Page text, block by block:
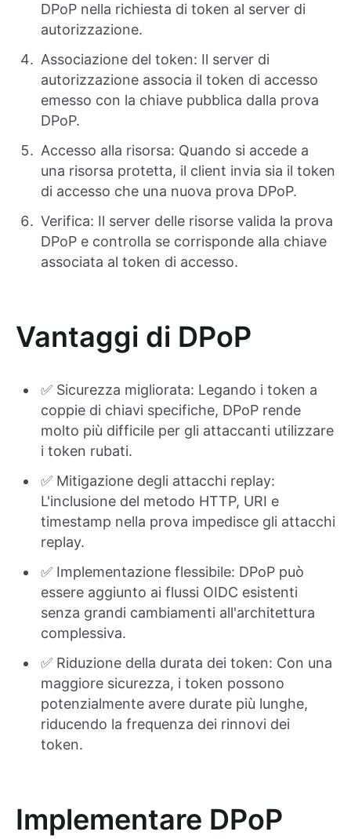
DPoP nella richiesta di token al server di
autorizzazione.
Associazione del token: Il server di
autorizzazione associa il token di accesso
emesso con la chiave pubblica dalla prova
DPoP.
Accesso alla risorsa: Quando si accede a
una risorsa protetta, il client invia sia il token
di accesso che una nuova prova DPoP.
Verifica: Il server delle risorse valida la prova
DPoP e controlla se corrisponde alla chiave
associata al token di accesso.
Vantaggi di DPoP
✅ Sicurezza migliorata: Legando i token a
coppie di chiavi specifiche, DPoP rende
molto più difficile per gli attaccanti utilizzare
i token rubati.
✅ Mitigazione degli attacchi replay:
L'inclusione del metodo HTTP, URI e
timestamp nella prova impedisce gli attacchi
replay.
✅ Implementazione flessibile: DPoP può
essere aggiunto ai flussi OIDC esistenti
senza grandi cambiamenti all'architettura
complessiva.
✅ Riduzione della durata dei token: Con una
maggiore sicurezza, i token possono
potenzialmente avere durate più lunghe,
riducendo la frequenza dei rinnovi dei
token.
Implementare DPoP